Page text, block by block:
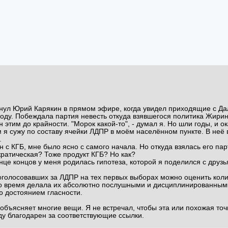
Юрий Карякин в прямом эфире, когда увидел приходящие с
Побеждала партия невесть откуда взявшегося политика
до крайности. "Морок какой-то", - думал я. Но шли годы, и
сужу по составу ячейки ЛДПР в моём населённом пункте. В
с КГБ, мне было ясно с самого начала. Но откуда взялась его
Тоже продукт КГБ? Но как?
концов у меня родилась гипотеза, которой я поделился с
за ЛДПР на тех первых выборах можно оценить
время делала их абсолютно послушными и
достоянием гласности.
многие вещи. Я не встречал, чтобы эта или похожая
благодарен за соответствующие ссылки.